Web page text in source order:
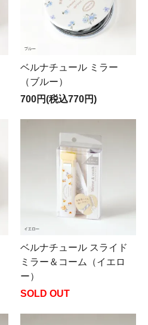
ベルナチュール ミラー
（ブルー）
700円(税込770円)
ベルナチュール スライド
ミラー＆コーム（イエロ
ー）
SOLD OUT